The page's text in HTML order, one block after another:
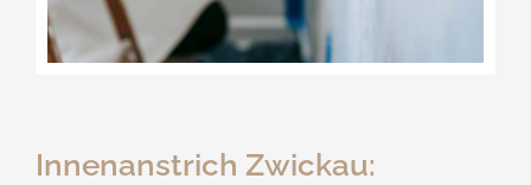
Innenanstrich Zwickau: